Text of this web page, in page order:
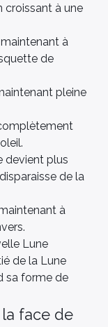
croissant à une
à
de
pleine
devient plus
de la
à
Lune
de la Lune
sa forme de
face de